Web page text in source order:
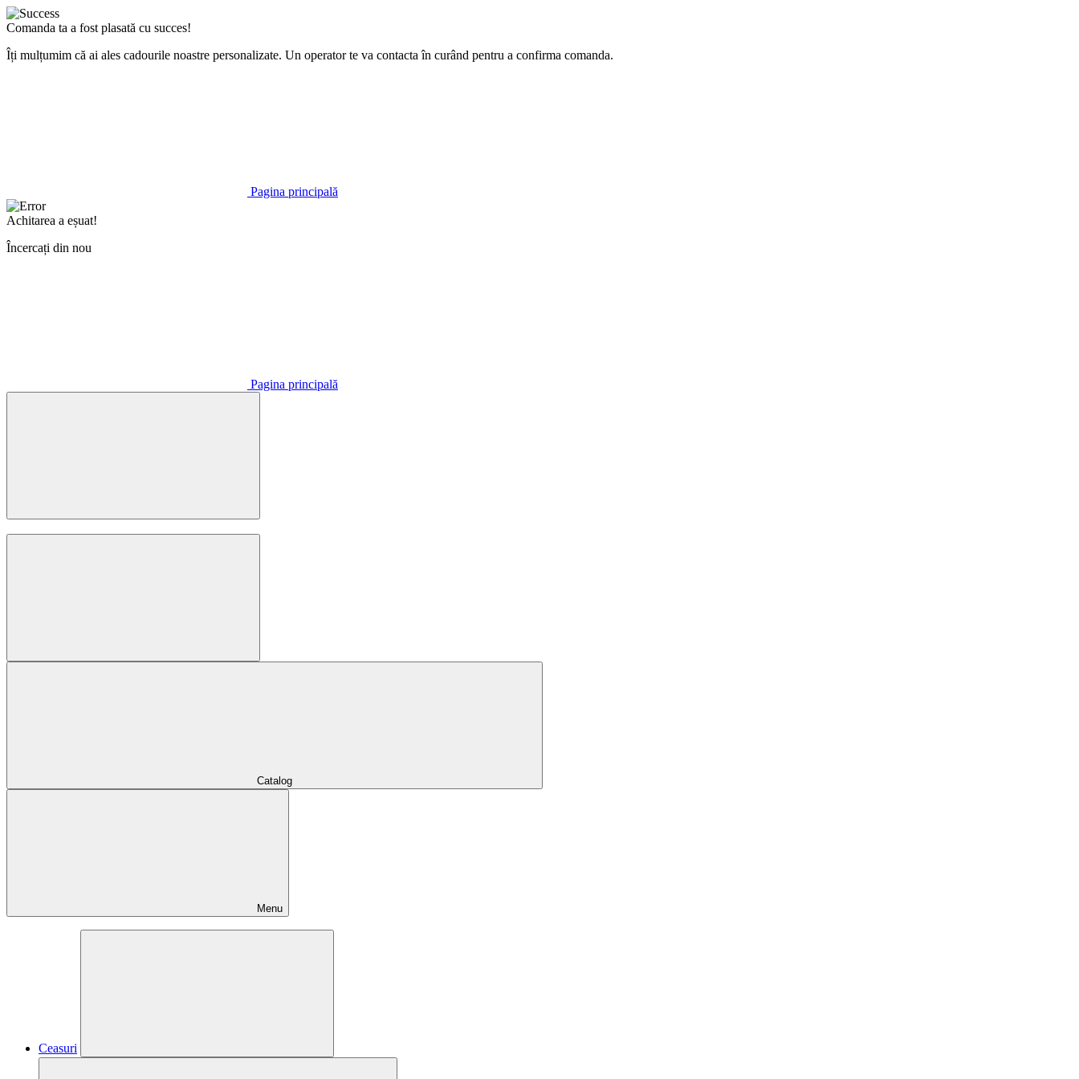
Comanda ta a fost plasată cu succes!
Îți mulțumim că ai ales cadourile noastre personalizate. Un operator te va contacta în curând pentru a confirma comanda.
Pagina principală
Achitarea a eșuat!
Încercați din nou
Pagina principală
Catalog
Menu
Ceasuri